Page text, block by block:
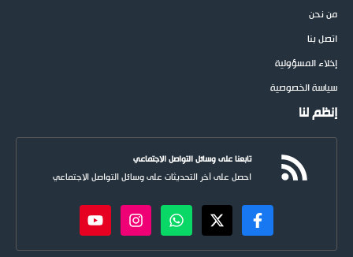
من نحن
اتصل بنا
إخلاء المسؤولية
سياسة الخصوصية
إنظم لنا
تابعنا على وسائل التواصل الاجتماعي
احصل على آخر التحديثات على وسائل التواصل الاجتماعي